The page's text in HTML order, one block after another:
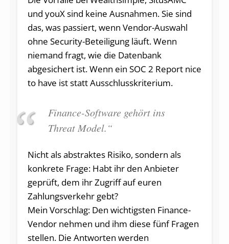
und youX sind keine Ausnahmen. Sie sind
das, was passiert, wenn Vendor-Auswahl
ohne Security-Beteiligung läuft. Wenn
niemand fragt, wie die Datenbank
abgesichert ist. Wenn ein SOC 2 Report nice
to have ist statt Ausschlusskriterium.
Finance-Software gehört ins
Threat Model.“
Nicht als abstraktes Risiko, sondern als
konkrete Frage: Habt ihr den Anbieter
geprüft, dem ihr Zugriff auf euren
Zahlungsverkehr gebt?
Mein Vorschlag: Den wichtigsten Finance-
Vendor nehmen und ihm diese fünf Fragen
stellen. Die Antworten werden